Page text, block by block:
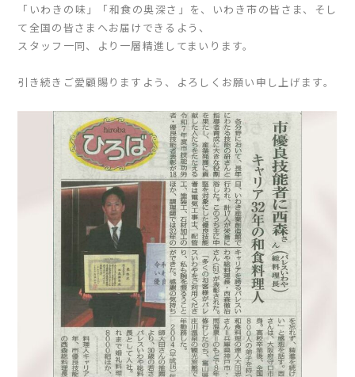
「いわきの味」「和食の奥深さ」を、いわき市の皆さま、そし
て全国の皆さまへお届けできるよう、
スタッフ一同、より一層精進してまいります。
引き続きご愛顧賜りますよう、よろしくお願い申し上げます。